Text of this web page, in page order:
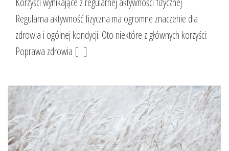
Regularna aktywność fizyczna ma ogromne znaczenie dla
zdrowia i ogólnej kondycji. Oto niektóre z głównych korzyści:
Poprawa zdrowia […]